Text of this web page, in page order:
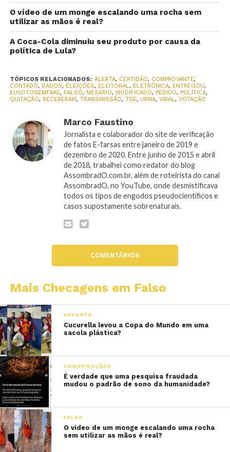
O vídeo de um monge escalando uma rocha sem
utilizar as mãos é real?
A Coca-Cola diminuiu seu produto por causa da
política de Lula?
TÓPICOS RELACIONADOS: ALERTA, CERTIDÃO, COMPROVANTE,
CONTADO, DADOS, ELEIÇÕES, ELEITORAL , ELETRÔNICA, ENTREGOU,
EUVOTOSEMFAKE, FALSO, MESÁRIO, MODIFICADO, PEDIDO, POLÍTICA,
QUITAÇÃO, RECEBERAM, TRANSMISSÃO, TSE, URNA, VIRAL , VOTAÇÃO
Marco Faustino
Jornalista e colaborador do site de verificação
de fatos E-farsas entre janeiro de 2019 e
dezembro de 2020. Entre junho de 2015 e abril
de 2018, trabalhei como redator do blog
AssombradO.com.br, além de roteirista do canal
AssombradO, no YouTube, onde desmistificava
todos os tipos de engodos pseudocientíficos e
casos supostamente sobrenaturais.
COMENTÁRIOS
Mais Checagens em Falso
ESPORTE
Cucurella levou a Copa do Mundo em uma
sacola plástica?
CONSPIRAÇÕES
É verdade que uma pesquisa fraudada
mudou o padrão de sono da humanidade?
FALSO
O vídeo de um monge escalando uma rocha
sem utilizar as mãos é real?